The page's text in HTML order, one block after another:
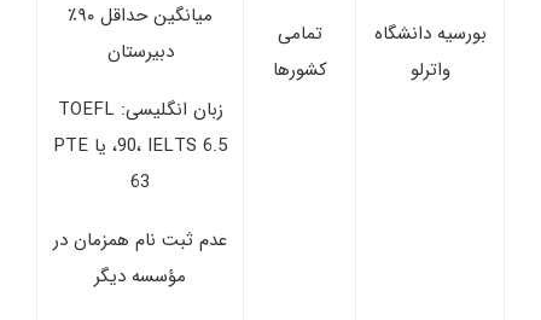
بورسیه دانشگاه
واترلو
تمامی
کشورها
میانگین حداقل ۹۰٪
دبیرستان
زبان انگلیسی: TOEFL
90، IELTS 6.5، یا PTE
63
عدم ثبت‌ نام همزمان در
مؤسسه دیگر